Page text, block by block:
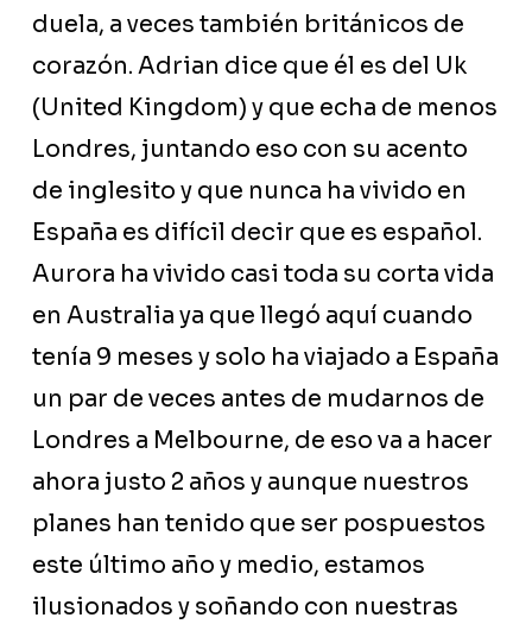
duela, a veces también británicos de
corazón. Adrian dice que él es del Uk
(United Kingdom) y que echa de menos
Londres, juntando eso con su acento
de inglesito y que nunca ha vivido en
España es difícil decir que es español.
Aurora ha vivido casi toda su corta vida
en Australia ya que llegó aquí cuando
tenía 9 meses y solo ha viajado a España
un par de veces antes de mudarnos de
Londres a Melbourne, de eso va a hacer
ahora justo 2 años y aunque nuestros
planes han tenido que ser pospuestos
este último año y medio, estamos
ilusionados y soñando con nuestras